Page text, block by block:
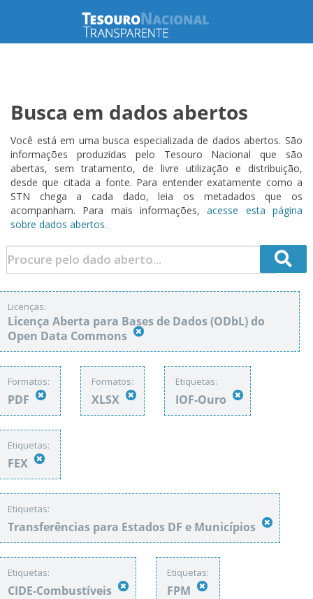
Busca em dados abertos
Você está em uma busca especializada de dados abertos. São
informações produzidas pelo Tesouro Nacional que são
abertas, sem tratamento, de livre utilização e distribuição,
desde que citada a fonte. Para entender exatamente como a
STN chega a cada dado, leia os metadados que os
acompanham. Para mais informações,acesse esta página
sobre dados abertos.
Licenças:
Licença Aberta para Bases de Dados (ODbL) do
Open Data Commons
Formatos:
PDF
Formatos:
XLSX
Etiquetas:
IOF-Ouro
Etiquetas:
FEX
Etiquetas:
Transferências para Estados DF e Municípios
Etiquetas:
CIDE-Combustíveis
Etiquetas:
FPM